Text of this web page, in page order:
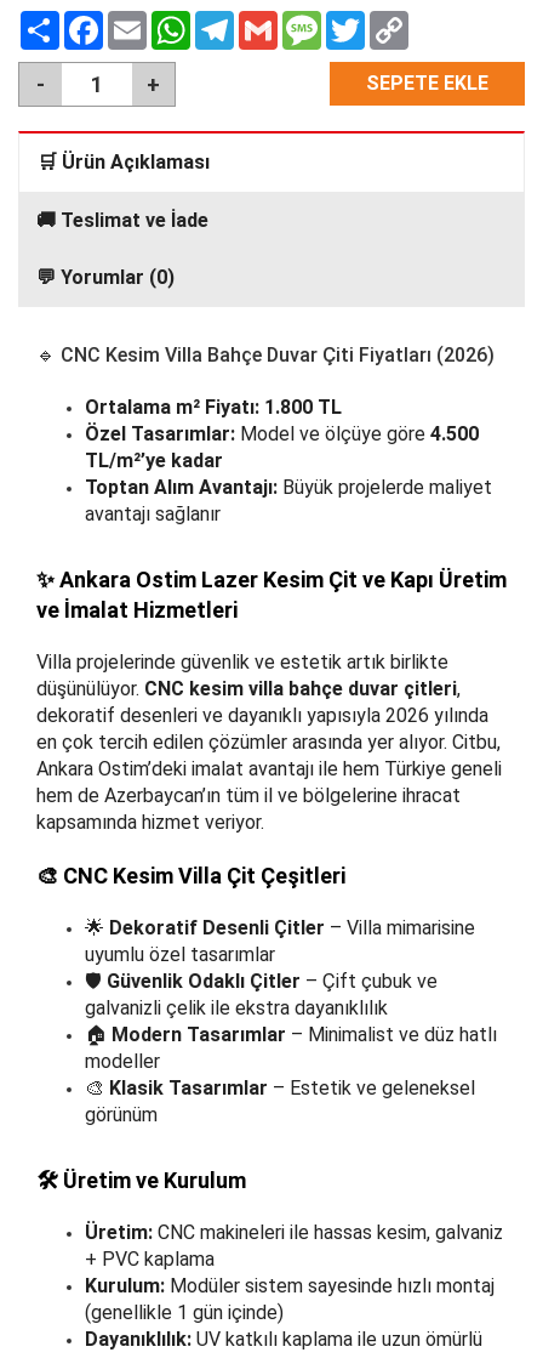
PaylaşFacebook
Email WhatsAppTelegram
Gmail MessageTwitter
SEPETE EKLE
🛒 Ürün Açıklaması
🚚 Teslimat ve İade
💬 Yorumlar (0)
🔹 CNC Kesim Villa Bahçe Duvar Çiti Fiyatları (2026)
Ortalama m² Fiyatı: 1.800 TL
Özel Tasarımlar: Model ve ölçüye göre 4.500
TL/m²’ye kadar
Toptan Alım Avantajı: Büyük projelerde maliyet
avantajı sağlanır
✨ Ankara Ostim Lazer Kesim Çit ve Kapı Üretim
ve İmalat Hizmetleri
Villa projelerinde güvenlik ve estetik artık birlikte
düşünülüyor. CNC kesim villa bahçe duvar çitleri,
dekoratif desenleri ve dayanıklı yapısıyla 2026 yılında
en çok tercih edilen çözümler arasında yer alıyor. Citbu,
Ankara Ostim’deki imalat avantajı ile hem Türkiye geneli
hem de Azerbaycan’ın tüm il ve bölgelerine ihracat
kapsamında hizmet veriyor.
🎨 CNC Kesim Villa Çit Çeşitleri
🌟 Dekoratif Desenli Çitler – Villa mimarisine
uyumlu özel tasarımlar
🛡️ Güvenlik Odaklı Çitler – Çift çubuk ve
galvanizli çelik ile ekstra dayanıklılık
🏠 Modern Tasarımlar – Minimalist ve düz hatlı
modeller
🎨 Klasik Tasarımlar – Estetik ve geleneksel
görünüm
🛠️ Üretim ve Kurulum
Üretim: CNC makineleri ile hassas kesim, galvaniz
+ PVC kaplama
Kurulum: Modüler sistem sayesinde hızlı montaj
(genellikle 1 gün içinde)
Dayanıklılık: UV katkılı kaplama ile uzun ömürlü